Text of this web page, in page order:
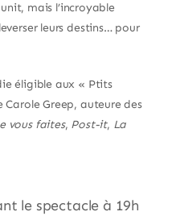
mais l’incroyable
leurs destins… pour
éligible aux « Ptits
Carole Greep, auteure des
vous faites, Post-it, La
le spectacle à 19h